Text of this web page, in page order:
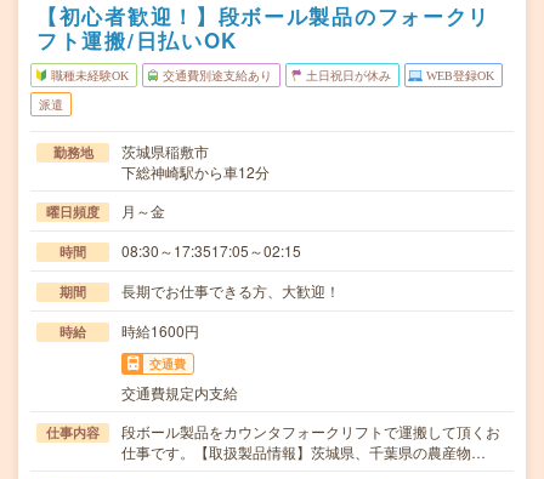
【初心者歓迎！】段ボール製品のフォークリ
フト運搬/日払いOK
職種未経験OK 交通費別途支給あり 土日祝日が休み WEB登録OK
派遣
勤務地
茨城県稲敷市
下総神崎駅から車12分
曜日頻度 月～金
時間 08:30～17:3517:05～02:15
期間 長期でお仕事できる方、大歓迎！
時給 時給1600円
交通費
交通費規定内支給
仕事内容
段ボール製品をカウンタフォークリフトで運搬して頂くお
仕事です。【取扱製品情報】茨城県、千葉県の農産物…